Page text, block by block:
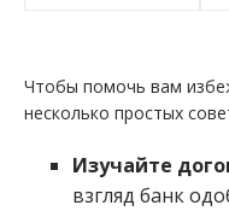
Чтобы помочь вам
несколько простых
Изучайте
взгляд банк